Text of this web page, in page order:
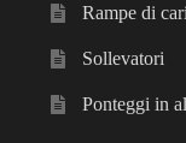
Rampe di
Sollevatori
Ponteggi in